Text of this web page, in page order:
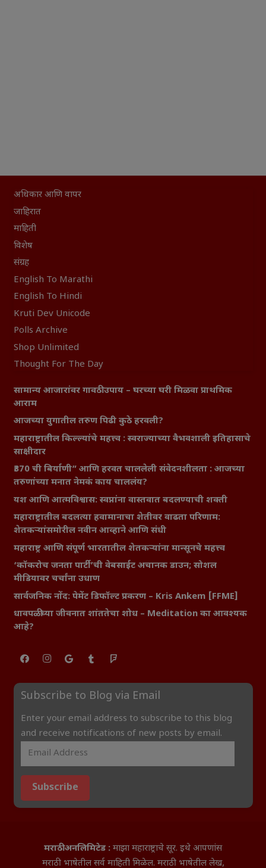
अधिकार आणि वापर
जाहिरात
माहिती
विशेष
संग्रह
English To Marathi
English To Hindi
Kruti Dev Unicode
Polls Archive
Shop Unlimited
Thought For The Day
सामान्य आजारांवर गावठी उपाय – घरच्या घरी मिळवा प्राथमिक
आराम
आजच्या युगातील तरुण पिढी कुठे हरवली?
महाराष्ट्रातील किल्ल्यांचे महत्त्व : स्वराज्याच्या वैभवशाली इतिहासाचे
साक्षीदार
₹370 ची बिर्याणी” आणि हरवत चाललेली संवेदनशीलता : आजच्या
तरुणांच्या मनात नेमकं काय चाललंय?
यश आणि आत्मविश्वास: स्वप्नांना वास्तवात बदलण्याची शक्ती
महाराष्ट्रातील बदलत्या हवामानाचा शेतीवर वाढता परिणाम:
शेतकऱ्यांसमोरील नवीन आव्हाने आणि संधी
महाराष्ट्र आणि संपूर्ण भारतातील शेतकऱ्यांना मान्सूनचे महत्त्व
‘कॉकरोच जनता पार्टी’ची वेबसाईट अचानक डाउन; सोशल
मीडियावर चर्चांना उधाण
सार्वजनिक नोंद: पेमेंट डिफॉल्ट प्रकरण – Kris Ankem [FFME]
धावपळीच्या जीवनात शांततेचा शोध – Meditation का आवश्यक
आहे?
Subscribe to Blog via Email
Enter your email address to subscribe to this blog
and receive notifications of new posts by email.
Subscribe
मराठी अनलिमिटेड : माझा महाराष्ट्राचे सूर. इथे आपणांस
मराठी भाषेतील सर्व माहिती मिळेल. मराठी भाषेतील लेख,